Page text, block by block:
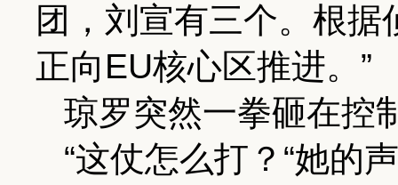
团，刘宣有三个。根
正向EU核心区推进。”
琼罗突然一拳砸在控
“这仗怎么打？“她的